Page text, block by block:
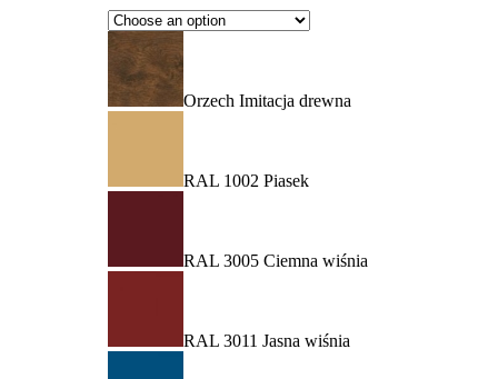
Orzech Imitacja drewna
RAL 1002 Piasek
RAL 3005 Ciemna wiśnia
RAL 3011 Jasna wiśnia